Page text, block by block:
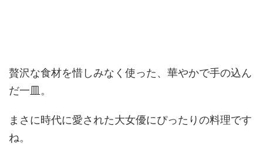
贅沢な食材を惜しみなく使った、華やかで手の込ん
だ一皿。
まさに時代に愛された大女優にぴったりの料理です
ね。